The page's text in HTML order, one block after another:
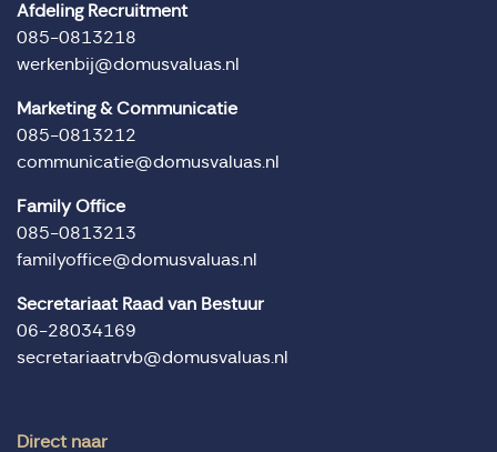
Afdeling Recruitment
085-0813218
werkenbij@domusvaluas.nl
Marketing & Communicatie
085-0813212
communicatie@domusvaluas.nl
Family Office
085-0813213
familyoffice@domusvaluas.nl
Secretariaat Raad van Bestuur
06-28034169
secretariaatrvb@domusvaluas.nl
Direct naar